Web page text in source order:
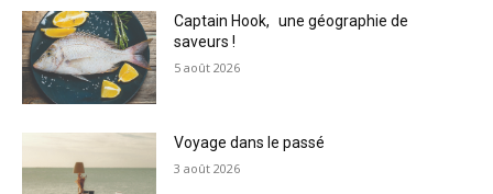
Captain Hook, une géographie de
saveurs !
5 août 2026
Voyage dans le passé
3 août 2026